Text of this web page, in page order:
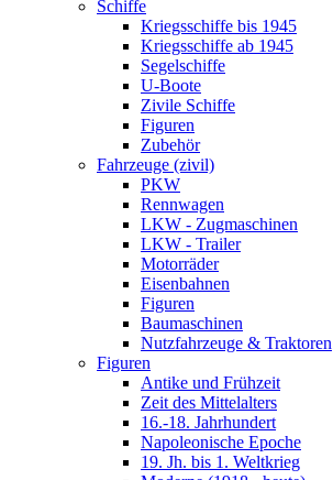
Schiffe
Kriegsschiffe bis 1945
Kriegsschiffe ab 1945
Segelschiffe
U-Boote
Zivile Schiffe
Figuren
Zubehör
Fahrzeuge (zivil)
PKW
Rennwagen
LKW - Zugmaschinen
LKW - Trailer
Motorräder
Eisenbahnen
Figuren
Baumaschinen
Nutzfahrzeuge & Traktoren
Figuren
Antike und Frühzeit
Zeit des Mittelalters
16.-18. Jahrhundert
Napoleonische Epoche
19. Jh. bis 1. Weltkrieg